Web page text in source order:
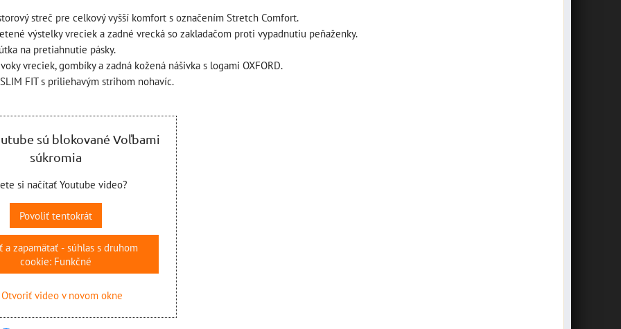
streč pre celkový vyšší komfort s označením Stretch Comfort.
výstelky vreciek a zadné vrecká so zakladačom proti vypadnutiu peňaženky.
na pretiahnutie pásky.
vreciek, gombíky a zadná kožená nášivka s logami OXFORD.
FIT s priliehavým strihom nohavíc.
sú blokované Voľbami
súkromia
si načítať Youtube video?
Povoliť tentokrát
a zapamätať - súhlas s druhom
cookie: Funkčné
video v novom okne